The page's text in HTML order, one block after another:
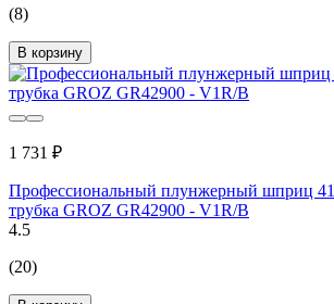
(8)
В корзину
1 731 ₽
Профессиональный плунжерный шприц
трубка GROZ GR42900 - V1R/B
4.5
(20)